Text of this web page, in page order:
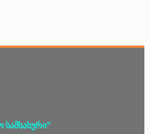
სამსახური”